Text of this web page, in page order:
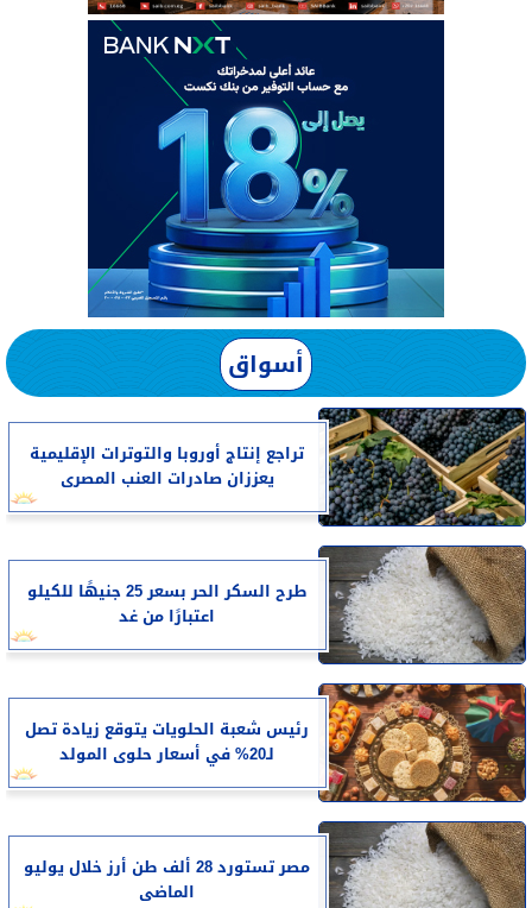
أسواق
تراجع إنتاج أوروبا والتوترات الإقليمية
يعززان صادرات العنب المصرى
طرح السكر الحر بسعر 25 جنيهًا للكيلو
اعتبارًا من غد
رئيس شعبة الحلويات يتوقع زيادة تصل
لـ20% في أسعار حلوى المولد
مصر تستورد 28 ألف طن أرز خلال يوليو
الماضى